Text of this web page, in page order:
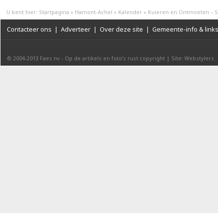
U bent hier: Startpagina » Hamont-Achel » Kalender » Kuieren en Ontmoeten –
Contacteer ons | Adverteer | Over deze site | Gemeente-info & links
© 2004-2013 Faes nv - Op de artikels en foto’s rust copyright | Site: Webstylers